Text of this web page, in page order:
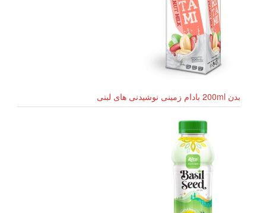
بدن 200ml بادام زمینی نوشیدنی های لبنی